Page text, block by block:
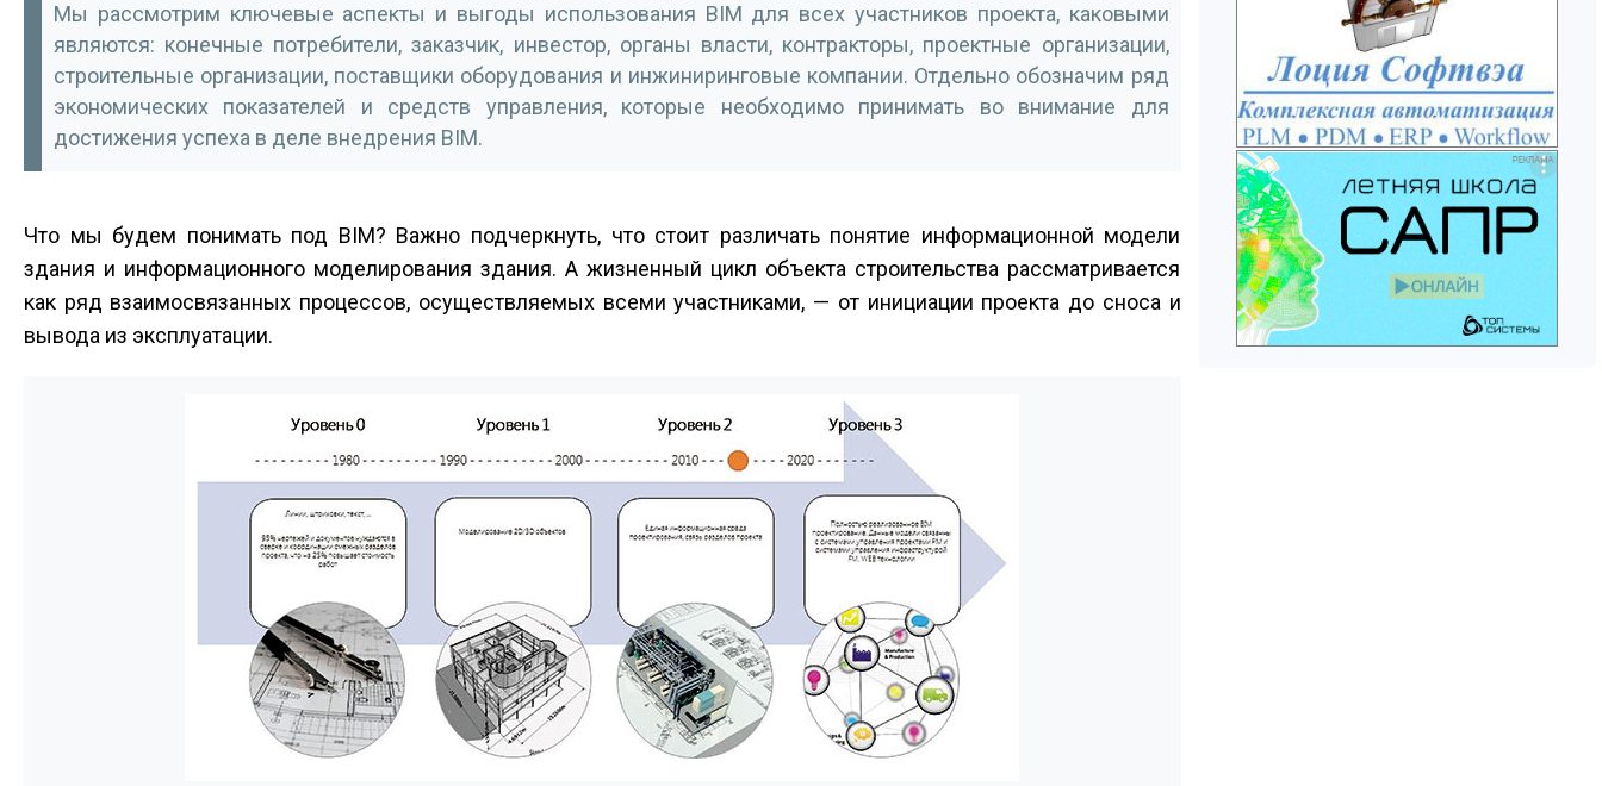
Мы рассмотрим ключевые аспекты и выгоды использования BIM для всех участников проекта, каковыми
являются: конечные потребители, заказчик, инвестор, органы власти, контракторы, проектные организации,
строительные организации, поставщики оборудования и инжиниринговые компании. Отдельно обозначим ряд
экономических показателей и средств управления, которые необходимо принимать во внимание для
достижения успеха в деле внедрения BIM.
Что мы будем понимать под BIM? Важно подчеркнуть, что стоит различать понятие информационной модели
здания и информационного моделирования здания. А жизненный цикл объекта строительства рассматривается
как ряд взаимосвязанных процессов, осуществляемых всеми участниками, — от инициации проекта до сноса и
вывода из эксплуатации.